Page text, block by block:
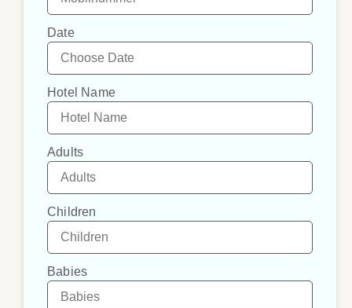
Date
Hotel Name
Adults
Children
Babies